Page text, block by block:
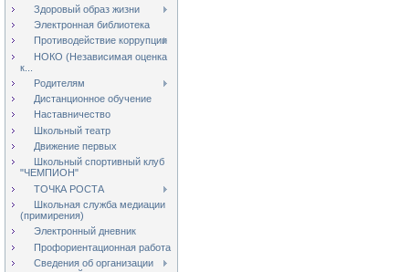
Здоровый образ жизни
Электронная библиотека
Противодействие коррупции
НОКО (Независимая оценка
к...
Родителям
Дистанционное обучение
Наставничество
Школьный театр
Движение первых
Школьный спортивный клуб
"ЧЕМПИОН"
ТОЧКА РОСТА
Школьная служба медиации
(примирения)
Электронный дневник
Профориентационная работа
Сведения об организации